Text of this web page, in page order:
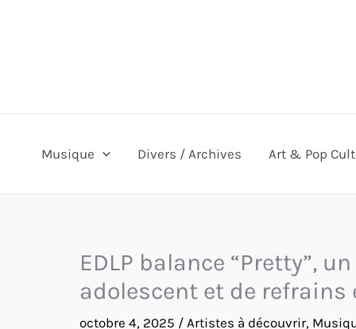
Musique Divers / Archives Art & Pop
EDLP balance “Pretty”,
adolescent et de
octobre 4, 2025 / Artistes à découvrir,